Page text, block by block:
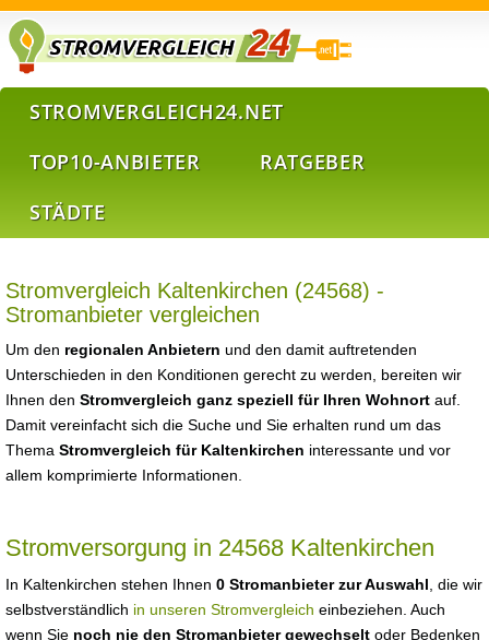
STROMVERGLEICH24.NET
TOP10-ANBIETER
RATGEBER
STÄDTE
Stromvergleich Kaltenkirchen (24568) -
Stromanbieter vergleichen
Um den regionalen Anbietern und den damit auftretenden
Unterschieden in den Konditionen gerecht zu werden, bereiten wir
Ihnen den Stromvergleich ganz speziell für Ihren Wohnort auf.
Damit vereinfacht sich die Suche und Sie erhalten rund um das
Thema Stromvergleich für Kaltenkirchen interessante und vor
allem komprimierte Informationen.
Stromversorgung in 24568 Kaltenkirchen
In Kaltenkirchen stehen Ihnen 0 Stromanbieter zur Auswahl , die wir
selbstverständlich in unseren Stromvergleich einbeziehen. Auch
wenn Sie noch nie den Stromanbieter gewechselt oder Bedenken